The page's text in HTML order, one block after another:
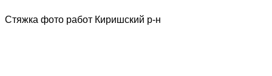
Стяжка фото работ Киришский р-н